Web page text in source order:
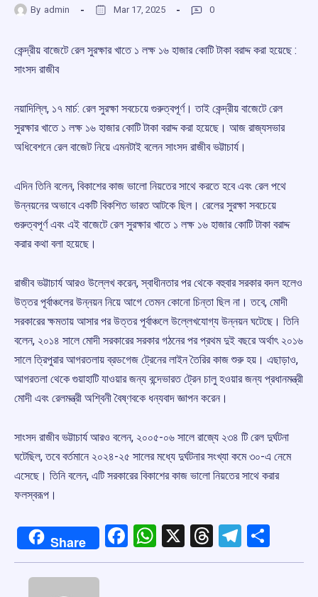
By admin Mar 17, 2025 0
কেন্দ্রীয় বাজেটে রেল সুরক্ষার খাতে ১ লক্ষ ১৬ হাজার কোটি টাকা বরাদ্দ করা হয়েছে :
সাংসদ রাজীব
নয়াদিল্লি, ১৭ মার্চ: রেল সুরক্ষা সবচেয়ে গুরুত্বপূর্ণ। তাই কেন্দ্রীয় বাজেটে রেল
সুরক্ষার খাতে ১ লক্ষ ১৬ হাজার কোটি টাকা বরাদ্দ করা হয়েছে। আজ রাজ্যসভার
অধিবেশনে রেল বাজেট নিয়ে এমনটাই বলেন সাংসদ রাজীব ভট্টাচার্য।
এদিন তিনি বলেন, বিকাশের কাজ ভালো নিয়তের সাথে করতে হবে এবং রেল পথে
উন্নয়নের অভাবে একটি বিকশিত ভারত আটকে ছিল। রেলের সুরক্ষা সবচেয়ে
গুরুত্বপূর্ণ এবং এই বাজেটে রেল সুরক্ষার খাতে ১ লক্ষ ১৬ হাজার কোটি টাকা বরাদ্দ
করার কথা বলা হয়েছে।
রাজীব ভট্টাচার্য আরও উল্লেখ করেন, স্বাধীনতার পর থেকে বহুবার সরকার বদল হলেও
উত্তর পূর্বাঞ্চলের উন্নয়ন নিয়ে আগে তেমন কোনো চিন্তা ছিল না। তবে, মোদী
সরকারের ক্ষমতায় আসার পর উত্তর পূর্বাঞ্চলে উল্লেখযোগ্য উন্নয়ন ঘটেছে। তিনি
বলেন, ২০১৪ সালে মোদী সরকারের সরকার গঠনের পর প্রথম দুই বছরে অর্থাৎ ২০১৬
সালে ত্রিপুরার আগরতলায় ব্রডগেজ ট্রেনের লাইন তৈরির কাজ শুরু হয়। এছাড়াও,
আগরতলা থেকে গুয়াহাটি যাওয়ার জন্য বন্দেভারত ট্রেন চালু হওয়ার জন্য প্রধানমন্ত্রী
মোদী এবং রেলমন্ত্রী অশ্বিনী বৈষ্ণবকে ধন্যবাদ জ্ঞাপন করেন।
সাংসদ রাজীব ভট্টাচার্য আরও বলেন, ২০০৫-০৬ সালে রাজ্যে ২৩৪ টি রেল দুর্ঘটনা
ঘটেছিল, তবে বর্তমানে ২০২৪-২৫ সালের মধ্যে দুর্ঘটনার সংখ্যা কমে ৩০-এ নেমে
এসেছে। তিনি বলেন, এটি সরকারের বিকাশের কাজ ভালো নিয়তের সাথে করার
ফলস্বরূপ।
Share Facebook
WhatsApp
X Threads